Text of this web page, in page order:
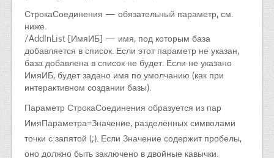
СтрокаСоединения — обязательный параметр, см.
ниже.
/AddInList [ИмяИБ] — имя, под которым база
добавляется в список. Если этот параметр не указан,
база добавлена в список не будет. Если не указано
ИмяИБ, будет задано имя по умолчанию (как при
интерактивном создании базы).
Параметр СтрокаСоединения образуется из пар
ИмяПараметра=Значение, разделённых символами
точки с запятой (;). Если Значение содержит пробелы,
оно должно быть заключено в двойные кавычки.